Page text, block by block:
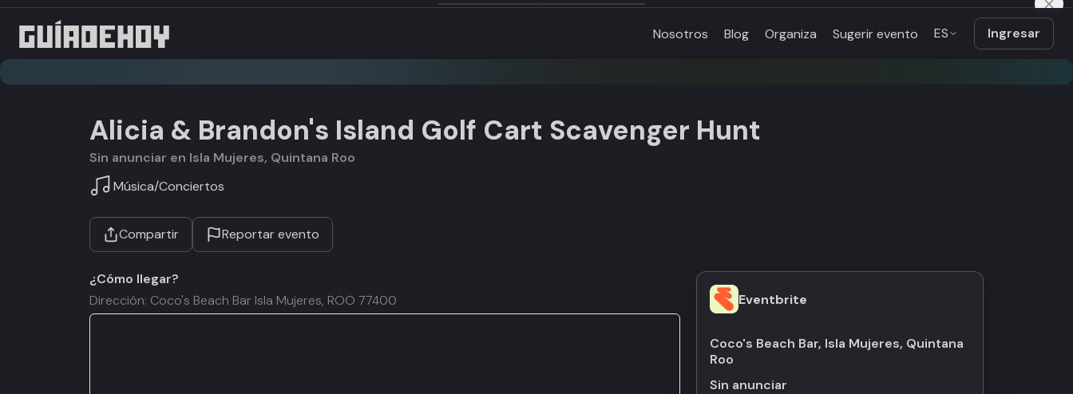
Nosotros Blog Organiza Sugerir evento ES Ingresar
Alicia & Brandon's Island Golf Cart Scavenger Hunt
Sin anunciar en Isla Mujeres, Quintana Roo
Música/Conciertos
Compartir Reportar evento
Eventbrite
Coco's Beach Bar, Isla Mujeres, Quintana
Roo
Sin anunciar
¿Cómo llegar?
Dirección: Coco's Beach Bar Isla Mujeres, ROO 77400